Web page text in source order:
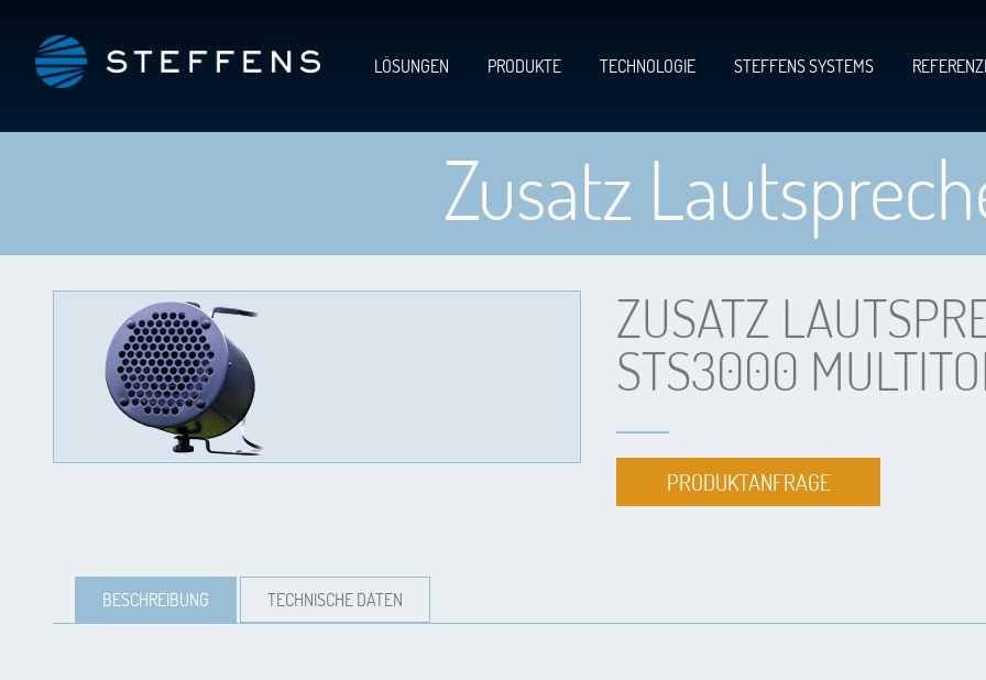
LÖSUNGEN PRODUKTE TECHNOLOGIE STEFFENS SYSTEMS
Zusatz
ZUSATZ
STS3000
PRODUKTANFRAGE
BESCHREIBUNG TECHNISCHE DATEN